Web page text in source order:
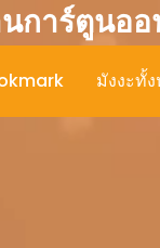
การ์ตูนอ
มังงะทั้